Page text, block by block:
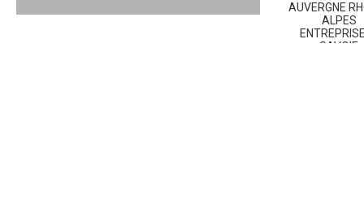
AUVERGNE
ALPES
SAVOIE